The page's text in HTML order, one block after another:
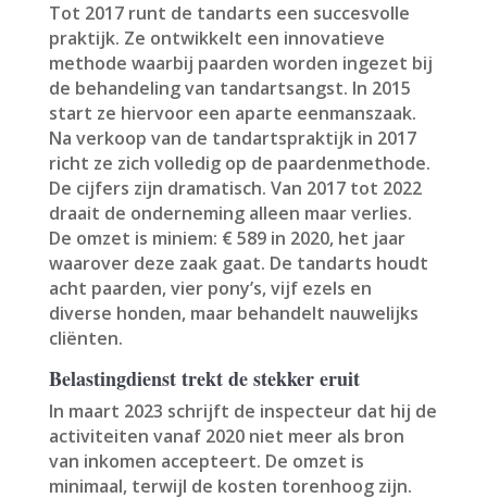
Tot 2017 runt de tandarts een succesvolle
praktijk. Ze ontwikkelt een innovatieve
methode waarbij paarden worden ingezet bij
de behandeling van tandartsangst. In 2015
start ze hiervoor een aparte eenmanszaak.
Na verkoop van de tandartspraktijk in 2017
richt ze zich volledig op de paardenmethode.
De cijfers zijn dramatisch. Van 2017 tot 2022
draait de onderneming alleen maar verlies.
De omzet is miniem: € 589 in 2020, het jaar
waarover deze zaak gaat. De tandarts houdt
acht paarden, vier pony’s, vijf ezels en
diverse honden, maar behandelt nauwelijks
cliënten.
Belastingdienst trekt de stekker eruit
In maart 2023 schrijft de inspecteur dat hij de
activiteiten vanaf 2020 niet meer als bron
van inkomen accepteert. De omzet is
minimaal, terwijl de kosten torenhoog zijn.